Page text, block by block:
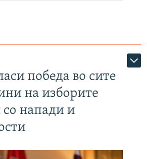
победа во сите
на изборите
со напади и